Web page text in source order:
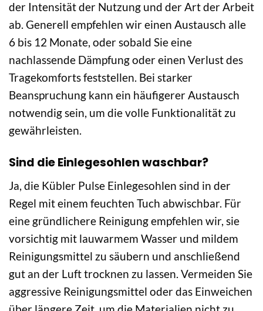
der Intensität der Nutzung und der Art der Arbeit
ab. Generell empfehlen wir einen Austausch alle
6 bis 12 Monate, oder sobald Sie eine
nachlassende Dämpfung oder einen Verlust des
Tragekomforts feststellen. Bei starker
Beanspruchung kann ein häufigerer Austausch
notwendig sein, um die volle Funktionalität zu
gewährleisten.
Sind die Einlegesohlen waschbar?
Ja, die Kübler Pulse Einlegesohlen sind in der
Regel mit einem feuchten Tuch abwischbar. Für
eine gründlichere Reinigung empfehlen wir, sie
vorsichtig mit lauwarmem Wasser und mildem
Reinigungsmittel zu säubern und anschließend
gut an der Luft trocknen zu lassen. Vermeiden Sie
aggressive Reinigungsmittel oder das Einweichen